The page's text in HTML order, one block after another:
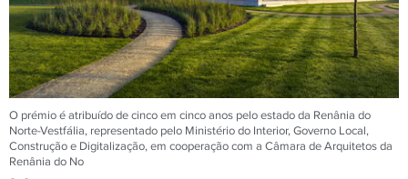
O prémio é atribuído de cinco em cinco anos pelo estado da Renânia do
Norte-Vestfália, representado pelo Ministério do Interior, Governo Local,
Construção e Digitalização, em cooperação com a Câmara de Arquitetos da
Renânia do No